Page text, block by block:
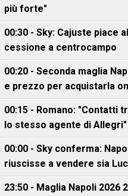
più forte"
00:30 - Sky: Cajuste piace
cessione a centrocampo
00:20 - Seconda maglia
e prezzo per acquistarla
00:15 - Romano: "Contatti
lo stesso agente di Allegri"
00:00 - Sky conferma:
riuscisse a vendere sia
23:50 - Maglia Napoli 2026